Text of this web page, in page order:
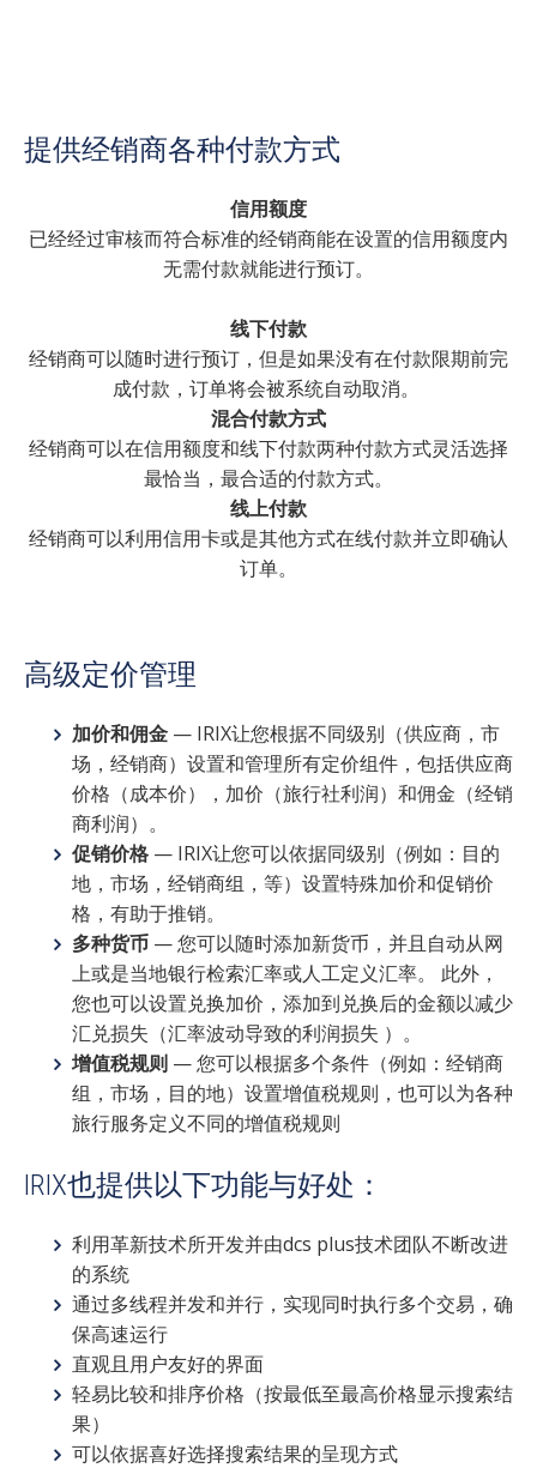
提供经销商各种付款方式
信用额度
已经经过审核而符合标准的经销商能在设置的信用额度内
无需付款就能进行预订。
线下付款
经销商可以随时进行预订，但是如果没有在付款限期前完
成付款，订单将会被系统自动取消。
混合付款方式
经销商可以在信用额度和线下付款两种付款方式灵活选择
最恰当，最合适的付款方式。
线上付款
经销商可以利用信用卡或是其他方式在线付款并立即确认
订单。
高级定价管理
加价和佣金 — IRIX让您根据不同级别（供应商，市
场，经销商）设置和管理所有定价组件，包括供应商
价格（成本价），加价（旅行社利润）和佣金（经销
商利润）。
促销价格 — IRIX让您可以依据同级别（例如：目的
地，市场，经销商组，等）设置特殊加价和促销价
格，有助于推销。
多种货币 —您可以随时添加新货币，并且自动从网
上或是当地银行检索汇率或人工定义汇率。 此外，
您也可以设置兑换加价，添加到兑换后的金额以减少
汇兑损失（汇率波动导致的利润损失 ）。
增值税规则 —您可以根据多个条件（例如：经销商
组，市场，目的地）设置增值税规则，也可以为各种
旅行服务定义不同的增值税规则
IRIX也提供以下功能与好处：
利用革新技术所开发并由dcs plus技术团队不断改进
的系统
通过多线程并发和并行，实现同时执行多个交易，确
保高速运行
直观且用户友好的界面
轻易比较和排序价格（按最低至最高价格显示搜索结
果）
可以依据喜好选择搜索结果的呈现方式